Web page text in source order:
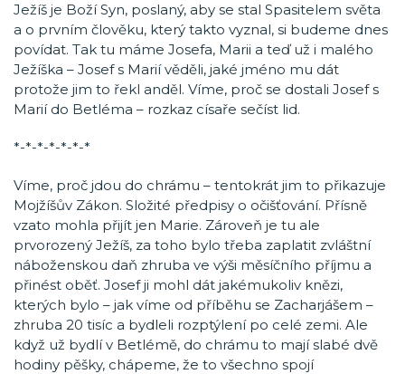
Ježíš je Boží Syn, poslaný, aby se stal Spasitelem světa
a o prvním člověku, který takto vyznal, si budeme dnes
povídat. Tak tu máme Josefa, Marii a teď už i malého
Ježíška – Josef s Marií věděli, jaké jméno mu dát
protože jim to řekl anděl. Víme, proč se dostali Josef s
Marií do Betléma – rozkaz císaře sečíst lid.
*-*-*-*-*-*-*
Víme, proč jdou do chrámu – tentokrát jim to přikazuje
Mojžíšův Zákon. Složité předpisy o očišťování. Přísně
vzato mohla přijít jen Marie. Zároveň je tu ale
prvorozený Ježíš, za toho bylo třeba zaplatit zvláštní
náboženskou daň zhruba ve výši měsíčního příjmu a
přinést oběť. Josef ji mohl dát jakémukoliv knězi,
kterých bylo – jak víme od příběhu se Zacharjášem –
zhruba 20 tisíc a bydleli rozptýlení po celé zemi. Ale
když už bydlí v Betlémě, do chrámu to mají slabé dvě
hodiny pěšky, chápeme, že to všechno spojí